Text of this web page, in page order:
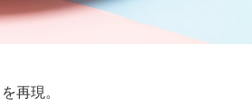
再現。